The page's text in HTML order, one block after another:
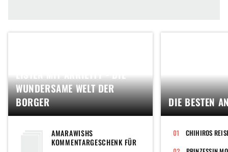
WUNDERSAME WELT DER
BORGER
AMARAWISHS
KOMMENTARGESCHENK FÜR
DIE BESTEN
CHIHIROS